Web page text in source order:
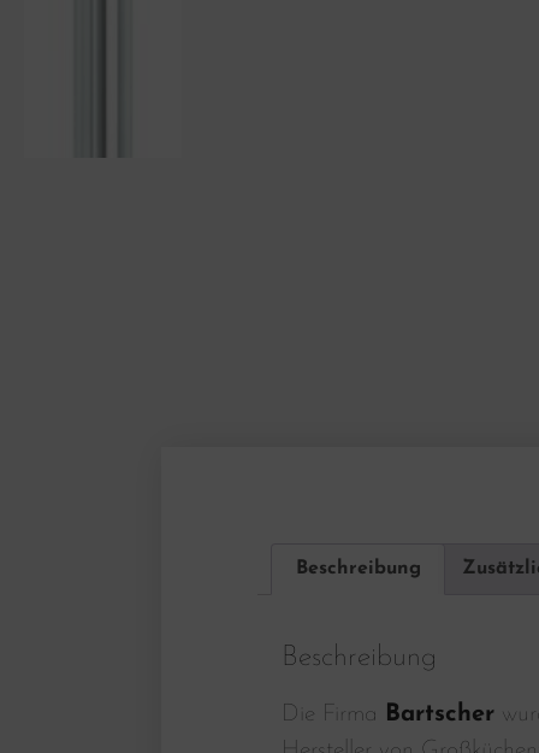
Beschreibung
Beschreibung
Die Firma Bartscher